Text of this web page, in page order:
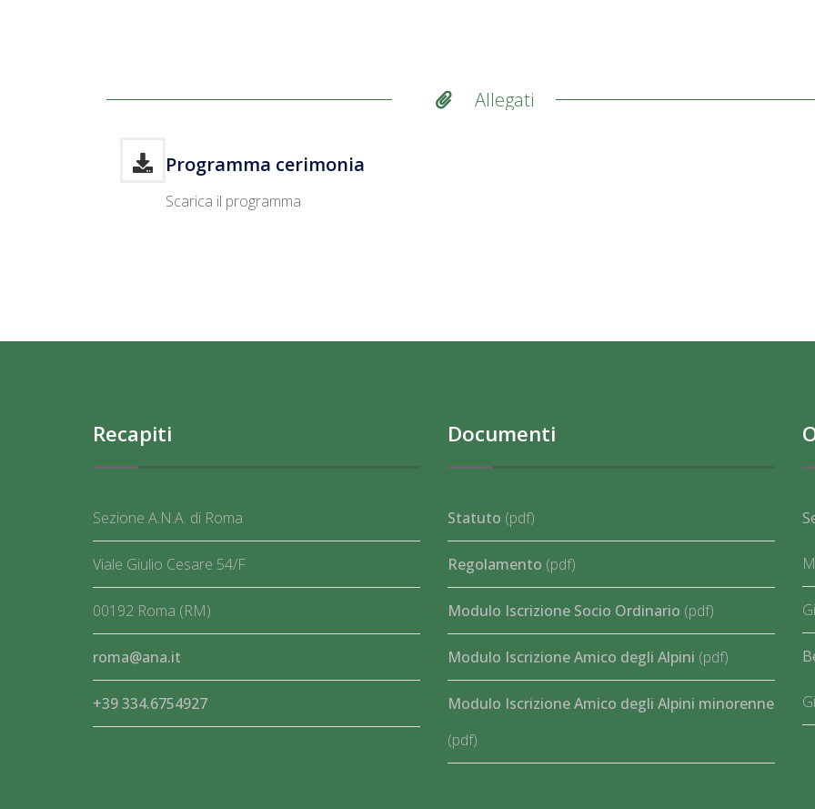
Allegati
Programma cerimonia
Scarica il programma
Recapiti
Sezione A.N.A. di Roma
Viale Giulio Cesare 54/F
00192 Roma (RM)
roma@ana.it
+39 334.6754927
Documenti
Statuto (pdf)
Regolamento (pdf)
Modulo Iscrizione Socio Ordinario (pdf)
Modulo Iscrizione Amico degli Alpini (pdf)
Modulo Iscrizione Amico degli Alpini minorenne
(pdf)